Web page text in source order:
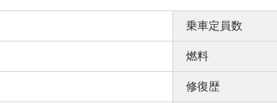
乗車定員数
燃料
修復歴